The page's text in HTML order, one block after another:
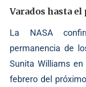
Varados hasta
La NASA
permanencia de
Sunita Williams
febrero del